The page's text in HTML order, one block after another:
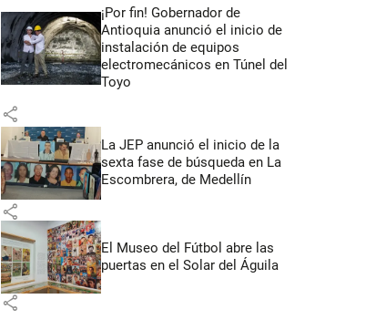
¡Por fin! Gobernador de
Antioquia anunció el inicio de
instalación de equipos
electromecánicos en Túnel del
Toyo
share
La JEP anunció el inicio de la
sexta fase de búsqueda en La
Escombrera, de Medellín
share
El Museo del Fútbol abre las
puertas en el Solar del Águila
share